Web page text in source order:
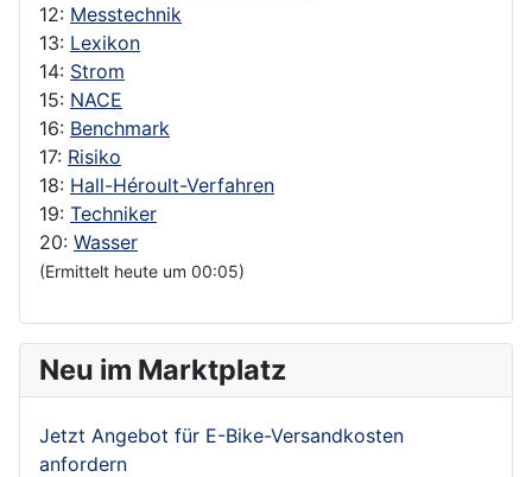
12: Messtechnik
13: Lexikon
14: Strom
15: NACE
16: Benchmark
17: Risiko
18: Hall-Héroult-Verfahren
19: Techniker
20: Wasser
(Ermittelt heute um 00:05)
Neu im Marktplatz
Jetzt Angebot für E-Bike-Versandkosten
anfordern